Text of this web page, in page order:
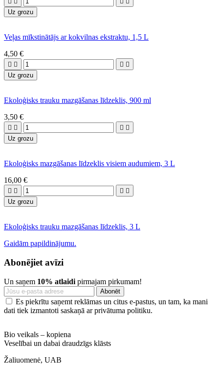
Uz grozu
Veļas mīkstinātājs ar kokvilnas ekstraktu, 1,5 L
4,50 €
   
Uz grozu
Ekoloģisks trauku mazgāšanas līdzeklis, 900 ml
3,50 €
   
Uz grozu
Ekoloģisks mazgāšanas līdzeklis visiem audumiem, 3 L
16,00 €
   
Uz grozu
Ekoloģisks trauku mazgāšanas līdzeklis, 3 L
Gaidām papildinājumu.
Abonējiet avīzi
Un saņem 10% atlaidi pirmajam pirkumam!
Es piekrītu saņemt reklāmas un citus e-pastus, un tam, ka mani
dati tiek izmantoti saskaņā ar privātuma politiku.
Bio veikals – kopiena
Veselībai un dabai draudzīgs klāsts
Žaliuomenė, UAB